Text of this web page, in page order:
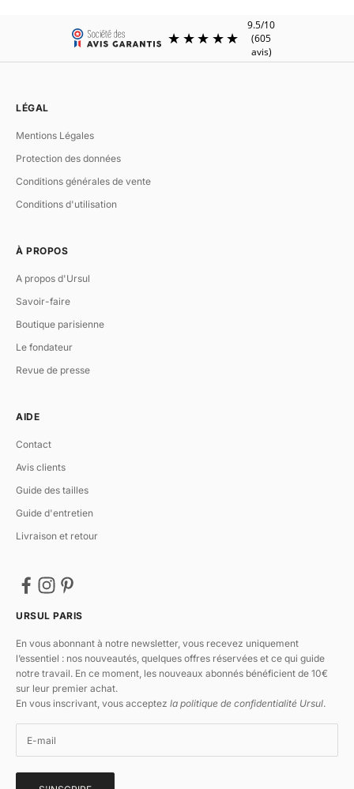
LÉGAL
Mentions Légales
Protection des données
Conditions générales de vente
Conditions d'utilisation
À PROPOS
A propos d'Ursul
Savoir-faire
Boutique parisienne
Le fondateur
Revue de presse
AIDE
Contact
Avis clients
Guide des tailles
Guide d'entretien
Livraison et retour
URSUL PARIS
En vous abonnant à notre newsletter, vous recevez uniquement
l’essentiel : nos nouveautés, quelques offres réservées et ce qui guide
notre travail. En ce moment, les nouveaux abonnés bénéficient de 10€
sur leur premier achat.
En vous inscrivant, vous acceptez la politique de confidentialité Ursul.